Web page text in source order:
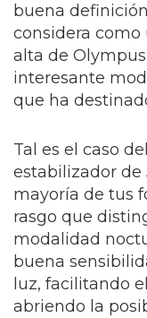
buena
considera como
alta de
interesante
que ha
Tal es el caso
estabilizador de
mayoría de tus
rasgo que
modalidad
buena
luz, facilitando
abriendo la